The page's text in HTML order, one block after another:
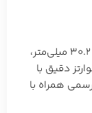
ساعت زنانه کاسیو LTP‑V004GL‑7A با سایز 30.2 میلی‌متر،
دقیق با
و رسمی همراه با